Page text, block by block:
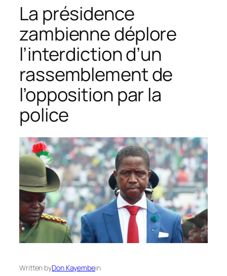
La présidence
zambienne déplore
l’interdiction d’un
rassemblement de
l’opposition par la
police
Written byDon Kayembein